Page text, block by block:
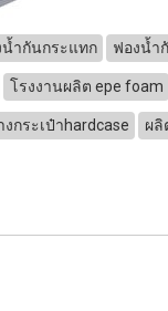
ำกันกระแทก ฟองน้ำ
โรงงานผลิต epe foam
งกระเป๋าhardcase ผลิ